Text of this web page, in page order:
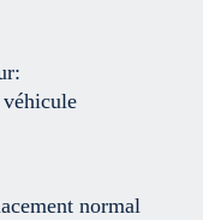
véhicule
normal